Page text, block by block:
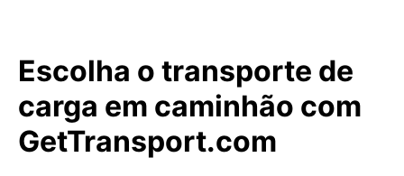
Escolha o transporte de
carga em caminhão com
GetTransport.com